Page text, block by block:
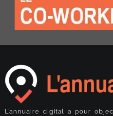
L’annuaire digital a pour